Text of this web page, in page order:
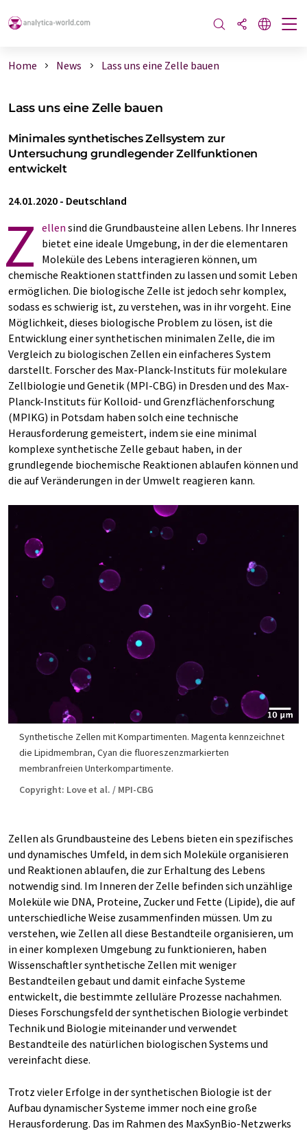
Home News Lass uns eine Zelle bauen
Lass uns eine Zelle bauen
Minimales synthetisches Zellsystem zur
Untersuchung grundlegender Zellfunktionen
entwickelt
24.01.2020 - Deutschland
Z ellen sind die Grundbausteine allen Lebens. Ihr Inneres
bietet eine ideale Umgebung, in der die elementaren
Moleküle des Lebens interagieren können, um
chemische Reaktionen stattfinden zu lassen und somit Leben
ermöglichen. Die biologische Zelle ist jedoch sehr komplex,
sodass es schwierig ist, zu verstehen, was in ihr vorgeht. Eine
Möglichkeit, dieses biologische Problem zu lösen, ist die
Entwicklung einer synthetischen minimalen Zelle, die im
Vergleich zu biologischen Zellen ein einfacheres System
darstellt. Forscher des Max-Planck-Instituts für molekulare
Zellbiologie und Genetik (MPI-CBG) in Dresden und des Max-
Planck-Instituts für Kolloid- und Grenzflächenforschung
(MPIKG) in Potsdam haben solch eine technische
Herausforderung gemeistert, indem sie eine minimal
komplexe synthetische Zelle gebaut haben, in der
grundlegende biochemische Reaktionen ablaufen können und
die auf Veränderungen in der Umwelt reagieren kann.
Synthetische Zellen mit Kompartimenten. Magenta kennzeichnet
die Lipidmembran, Cyan die fluoreszenzmarkierten
membranfreien Unterkompartimente.
Copyright: Love et al. / MPI-CBG
Zellen als Grundbausteine des Lebens bieten ein spezifisches
und dynamisches Umfeld, in dem sich Moleküle organisieren
und Reaktionen ablaufen, die zur Erhaltung des Lebens
notwendig sind. Im Inneren der Zelle befinden sich unzählige
Moleküle wie DNA, Proteine, Zucker und Fette (Lipide), die auf
unterschiedliche Weise zusammenfinden müssen. Um zu
verstehen, wie Zellen all diese Bestandteile organisieren, um
in einer komplexen Umgebung zu funktionieren, haben
Wissenschaftler synthetische Zellen mit weniger
Bestandteilen gebaut und damit einfache Systeme
entwickelt, die bestimmte zelluläre Prozesse nachahmen.
Dieses Forschungsfeld der synthetischen Biologie verbindet
Technik und Biologie miteinander und verwendet
Bestandteile des natürlichen biologischen Systems und
vereinfacht diese.
Trotz vieler Erfolge in der synthetischen Biologie ist der
Aufbau dynamischer Systeme immer noch eine große
Herausforderung. Das im Rahmen des MaxSynBio-Netzwerks